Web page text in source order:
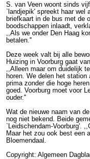
S. van Veen woont sinds
`landjepik' spreekt haar wel
briefkaart in de bus met de
boodschappen inlaadt,
,,Als we onder Den Haag
betalen.''
Deze week valt bij alle
Huizing in Voorburg gaat
,,Alleen maar om duidelijk
horen. We delen het
prima zonder die hoge
goed. Voorburg moet voor
ouder.''
Wat de nieuwe naam van
nog niet bekend. Beide
`Leidschendam-Voorburg'.
Maar het zou ook best een
Bloemendaal.
Copyright: Algemeen